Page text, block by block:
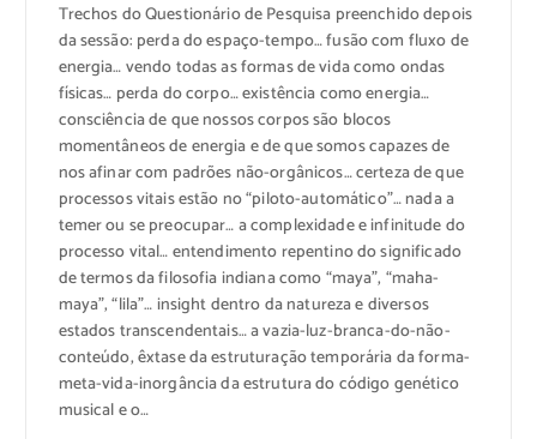
Trechos do Questionário de Pesquisa preenchido depois
da sessão: perda do espaço-tempo… fusão com fluxo de
energia… vendo todas as formas de vida como ondas
físicas… perda do corpo… existência como energia…
consciência de que nossos corpos são blocos
momentâneos de energia e de que somos capazes de
nos afinar com padrões não-orgânicos… certeza de que
processos vitais estão no “piloto-automático”… nada a
temer ou se preocupar… a complexidade e infinitude do
processo vital… entendimento repentino do significado
de termos da filosofia indiana como “maya”, “maha-
maya”, “lila”… insight dentro da natureza e diversos
estados transcendentais… a vazia-luz-branca-do-não-
conteúdo, êxtase da estruturação temporária da forma-
meta-vida-inorgância da estrutura do código genético
musical e o…